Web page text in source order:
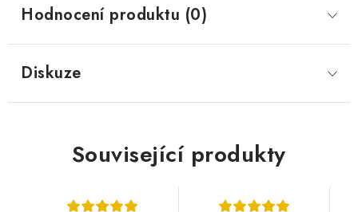
Hodnocení produktu (0)
Diskuze
Související produkty